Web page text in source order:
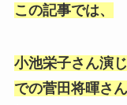
この記事では、
小池栄子さん演
での菅田将暉さ